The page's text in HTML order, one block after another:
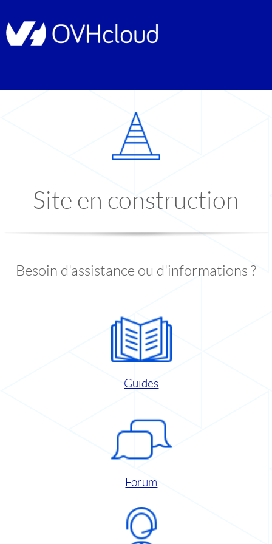
Site en construction
Besoin d'assistance ou d'informations ?
Guides
Forum